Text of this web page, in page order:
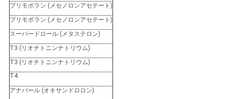
プリモボラン (メセノロンアセテート)
プリモボラン (メセノロンアセテート)
スーパードロール (メタステロン)
T3 (リオチトニンナトリウム)
T3 (リオチトニンナトリウム)
T4
アナバール (オキサンドロロン)